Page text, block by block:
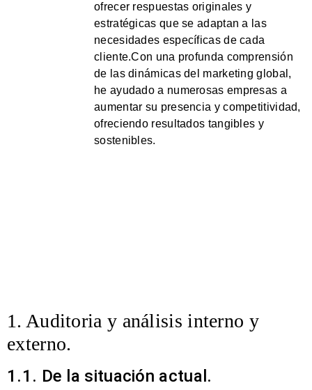
ofrecer respuestas originales y
estratégicas que se adaptan a las
necesidades específicas de cada
cliente.Con una profunda comprensión
de las dinámicas del marketing global,
he ayudado a numerosas empresas a
aumentar su presencia y competitividad,
ofreciendo resultados tangibles y
sostenibles.
1. Auditoria y análisis interno y
externo.
1.1. De la situación actual.